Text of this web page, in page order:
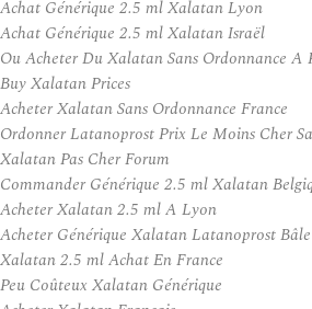
Achat Générique 2.5 ml Xalatan Lyon
Achat Générique 2.5 ml Xalatan Israël
Ou Acheter Du Xalatan Sans Ordonnance A
Buy Xalatan Prices
Acheter Xalatan Sans Ordonnance France
Ordonner Latanoprost Prix Le Moins Cher
Xalatan Pas Cher Forum
Commander Générique 2.5 ml Xalatan
Acheter Xalatan 2.5 ml A Lyon
Acheter Générique Xalatan Latanoprost Bâle
Xalatan 2.5 ml Achat En France
Peu Coûteux Xalatan Générique